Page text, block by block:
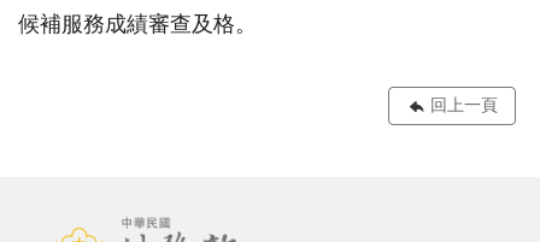
候補服務成績審查及格。
回上一頁